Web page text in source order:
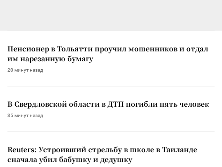
Пенсионер в Тольятти проучил мошенников и отдал
им нарезанную бумагу
20 минут назад
В Свердловской области в ДТП погибли пять человек
35 минут назад
Reuters: Устроивший стрельбу в школе в Таиланде
сначала убил бабушку и дедушку